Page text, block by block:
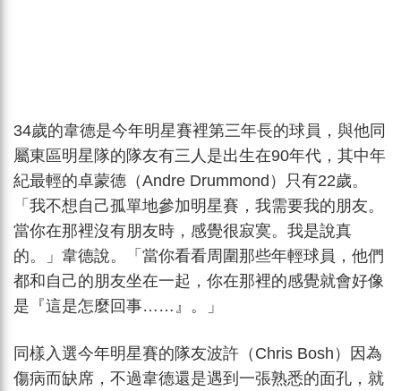
34歲的韋德是今年明星賽裡第三年長的球員，與他同
屬東區明星隊的隊友有三人是出生在90年代，其中年
紀最輕的卓蒙德（Andre Drummond）只有22歲。
「我不想自己孤單地參加明星賽，我需要我的朋友。
當你在那裡沒有朋友時，感覺很寂寞。我是說真
的。」韋德說。「當你看看周圍那些年輕球員，他們
都和自己的朋友坐在一起，你在那裡的感覺就會好像
是『這是怎麼回事……』。」
同樣入選今年明星賽的隊友波許（Chris Bosh）因為
傷病而缺席，不過韋德還是遇到一張熟悉的面孔，就